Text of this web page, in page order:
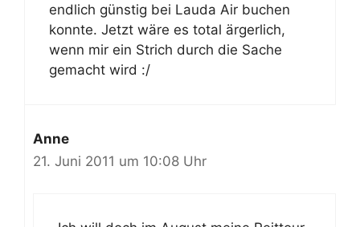
endlich günstig bei Lauda Air buchen
konnte. Jetzt wäre es total ärgerlich,
wenn mir ein Strich durch die Sache
gemacht wird :/
Anne
21. Juni 2011 um 10:08 Uhr